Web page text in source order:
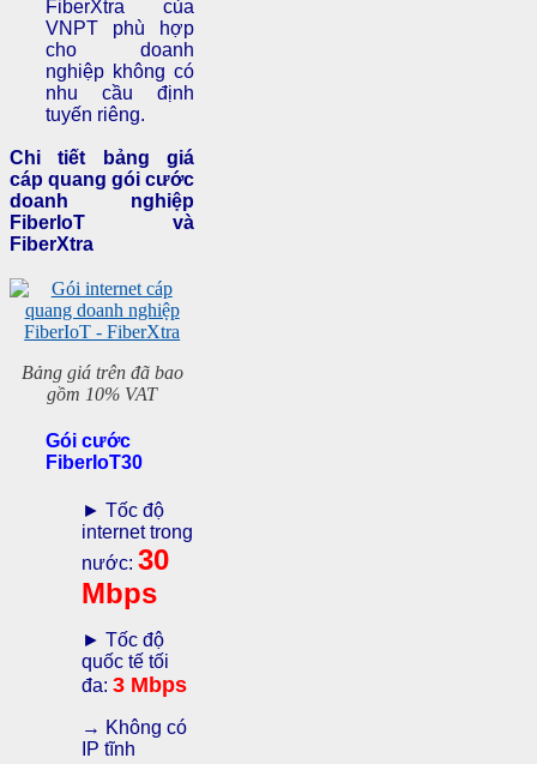
FiberXtra của
VNPT phù hợp
cho doanh
nghiệp không có
nhu cầu định
tuyến riêng.
Chi tiết bảng giá
cáp quang gói cước
doanh nghiệp
FiberIoT và
FiberXtra
Bảng giá trên đã bao
gồm 10% VAT
Gói cước
FiberIoT30
► Tốc độ
internet trong
nước: 30
Mbps
► Tốc độ
quốc tế tối
đa: 3 Mbps
→ Không có
IP tĩnh